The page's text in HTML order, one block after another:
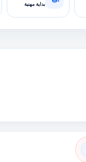
بداية مهنية